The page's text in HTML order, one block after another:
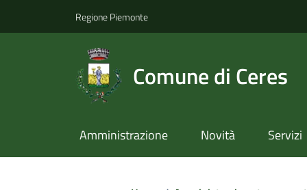
Regione Piemonte
Comune di Ceres
Amministrazione Novità Servizi